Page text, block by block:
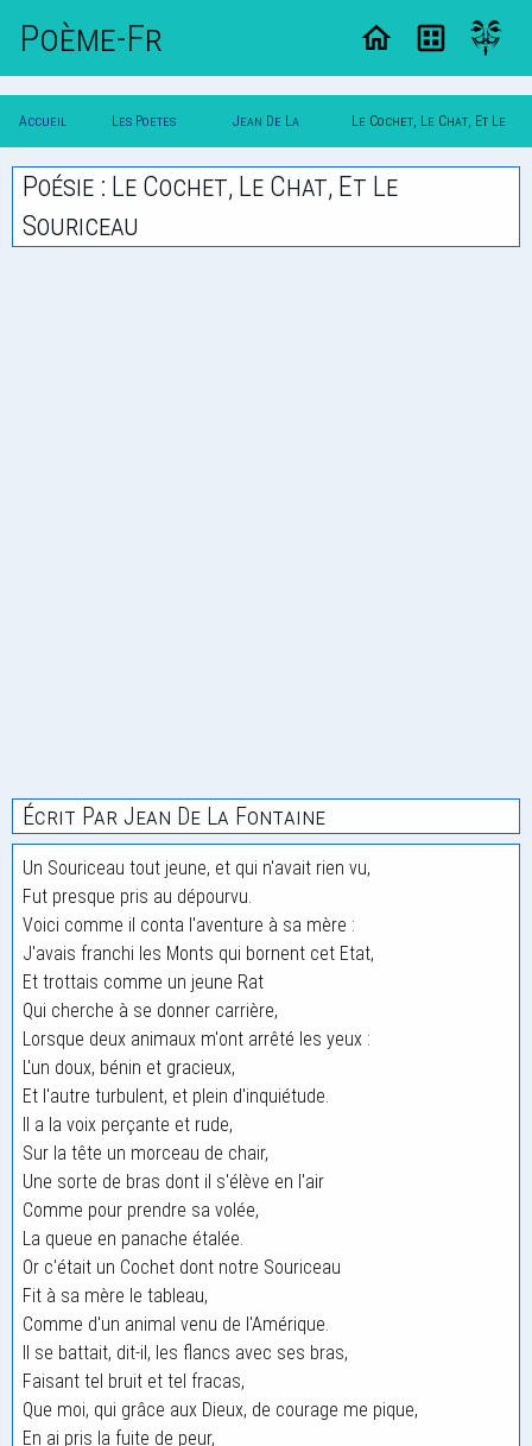
Poème-Fr
Accueil
Poesie
Les Poetes
Classique
Jean De La
Fontaine
Le Cochet, Le Chat, Et Le
Souriceau
Poésie : Le Cochet, Le Chat, Et Le
Souriceau
Écrit Par Jean De La Fontaine
Un Souriceau tout jeune, et qui n'avait rien vu,
Fut presque pris au dépourvu.
Voici comme il conta l'aventure à sa mère :
J'avais franchi les Monts qui bornent cet Etat,
Et trottais comme un jeune Rat
Qui cherche à se donner carrière,
Lorsque deux animaux m'ont arrêté les yeux :
L'un doux, bénin et gracieux,
Et l'autre turbulent, et plein d'inquiétude.
Il a la voix perçante et rude,
Sur la tête un morceau de chair,
Une sorte de bras dont il s'élève en l'air
Comme pour prendre sa volée,
La queue en panache étalée.
Or c'était un Cochet dont notre Souriceau
Fit à sa mère le tableau,
Comme d'un animal venu de l'Amérique.
Il se battait, dit-il, les flancs avec ses bras,
Faisant tel bruit et tel fracas,
Que moi, qui grâce aux Dieux, de courage me pique,
En ai pris la fuite de peur,